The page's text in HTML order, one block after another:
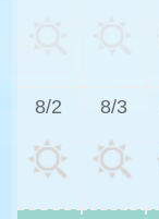
8/2 8/3